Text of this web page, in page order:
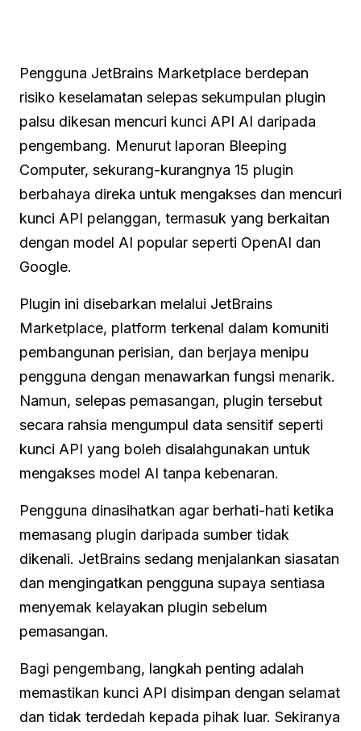
Pengguna JetBrains Marketplace berdepan
risiko keselamatan selepas sekumpulan plugin
palsu dikesan mencuri kunci API AI daripada
pengembang. Menurut laporan Bleeping
Computer, sekurang-kurangnya 15 plugin
berbahaya direka untuk mengakses dan mencuri
kunci API pelanggan, termasuk yang berkaitan
dengan model AI popular seperti OpenAI dan
Google.
Plugin ini disebarkan melalui JetBrains
Marketplace, platform terkenal dalam komuniti
pembangunan perisian, dan berjaya menipu
pengguna dengan menawarkan fungsi menarik.
Namun, selepas pemasangan, plugin tersebut
secara rahsia mengumpul data sensitif seperti
kunci API yang boleh disalahgunakan untuk
mengakses model AI tanpa kebenaran.
Pengguna dinasihatkan agar berhati-hati ketika
memasang plugin daripada sumber tidak
dikenali. JetBrains sedang menjalankan siasatan
dan mengingatkan pengguna supaya sentiasa
menyemak kelayakan plugin sebelum
pemasangan.
Bagi pengembang, langkah penting adalah
memastikan kunci API disimpan dengan selamat
dan tidak terdedah kepada pihak luar. Sekiranya